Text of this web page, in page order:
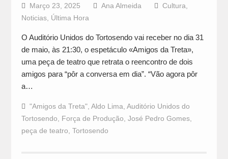
Março 23, 2025 Ana Almeida Cultura,
Noticias, Última Hora
O Auditório Unidos do Tortosendo vai receber no dia 31
de maio, às 21:30, o espetáculo «Amigos da Treta»,
uma peça de teatro que retrata o reencontro de dois
amigos para “pôr a conversa em dia”. “Vão agora pôr
a…
"Amigos da Treta", Aldo Lima, Auditório Unidos do
Tortosendo, Força de Produção, José Pedro Gomes,
peça de teatro, Tortosendo